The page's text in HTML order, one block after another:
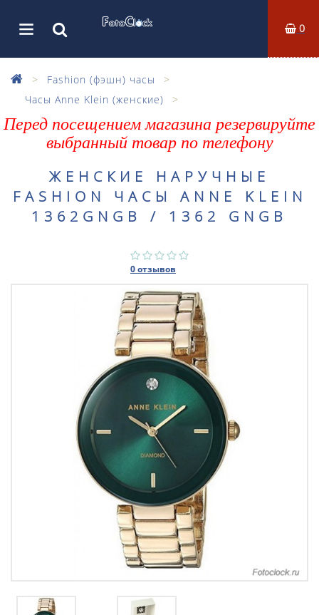
0
Fashion (фэшн) часы
Часы Anne Klein (женские)
Перед посещением магазина резервируйте
выбранный товар по телефону
ЖЕНСКИЕ НАРУЧНЫЕ
FASHION ЧАСЫ ANNE KLEIN
1362GNGB / 1362 GNGB
0 отзывов